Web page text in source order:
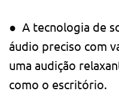
● A tecnologia de
áudio preciso com
uma audição
como o escritório.